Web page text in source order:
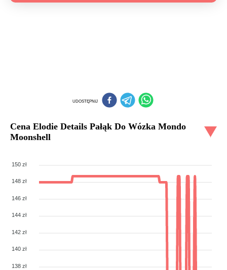
UDOSTĘPNIJ
Cena Elodie Details Pałąk Do Wózka Mondo
Moonshell
150 zł
148 zł
146 zł
144 zł
142 zł
140 zł
138 zł